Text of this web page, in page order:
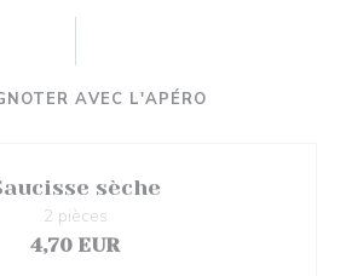
AVEC L'APÉRO
sèche
2 pièces
4,70 EUR